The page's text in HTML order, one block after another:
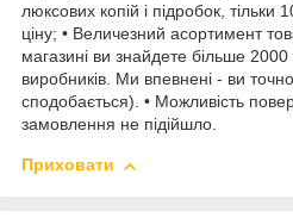
люксових копій і підробок, тільки
ціну; • Величезний асортимент
магазині ви знайдете більше 2000
виробників. Ми впевнені - ви
сподобається). • Можливість
замовлення не підійшло.
Приховати